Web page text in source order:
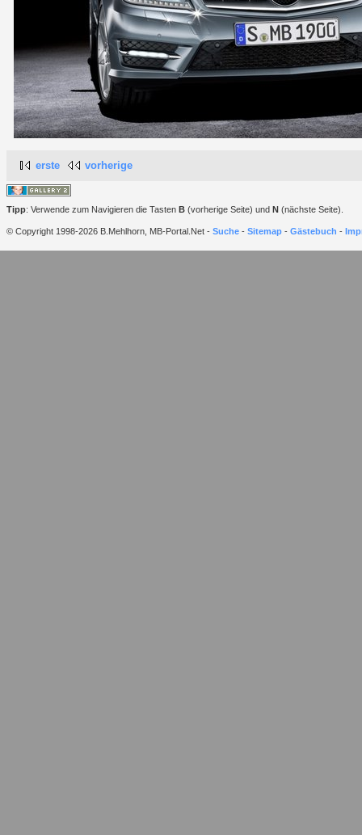
erste vorherige
Tipp: Verwende zum Navigieren die Tasten B (vorherige Seite) und N (nächste Seite).
© Copyright 1998-2026 B.Mehlhorn, MB-Portal.Net - Suche - Sitemap - Gästebuch -